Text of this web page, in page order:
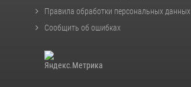
Правила обработки персональных данных
Сообщить об ошибках